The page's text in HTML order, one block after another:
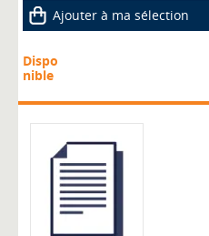
Ajouter à ma sélection
Dispo
nible